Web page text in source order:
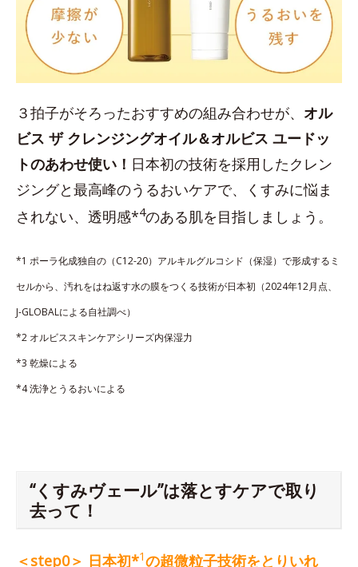
３拍子がそろったおすすめの組み合わせが、 オル
ビス ザ クレンジングオイル＆オルビス ユードッ
トのあわせ使い！ 日本初の技術を採用したクレン
ジングと最高峰のうるおいケアで、くすみに悩ま
されない、透明感*4のある肌を目指しましょう。
*1 ポーラ化成独自の（C12-20）アルキルグルコシド（保湿）で形成するミ
セルから、汚れをはね返す水の膜をつくる技術が日本初（2024年12月点、
J-GLOBALによる自社調べ）
*2 オルビススキンケアシリーズ内保湿力
*3 乾燥による
*4 洗浄とうるおいによる
“くすみヴェール”は落とすケアで取り
去って！
＜step0＞ 日本初*1の超微粒子技術をとりいれ